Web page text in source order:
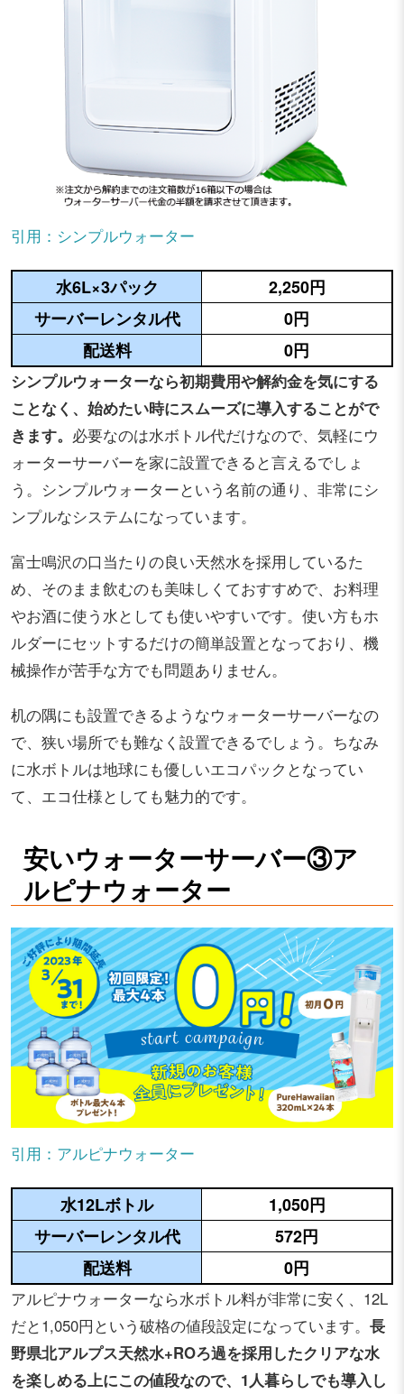
引用：シンプルウォーター
水6L×3パック
2,250円
サーバーレンタル代
0円
配送料
0円
シンプルウォーターなら初期費用や解約金を気にする
ことなく、始めたい時にスムーズに導入することがで
きます。 必要なのは水ボトル代だけなので、気軽にウ
ォーターサーバーを家に設置できると言えるでしょ
う。シンプルウォーターという名前の通り、非常にシ
ンプルなシステムになっています。
富士鳴沢の口当たりの良い天然水を採用しているた
め、そのまま飲むのも美味しくておすすめで、お料理
やお酒に使う水としても使いやすいです。使い方もホ
ルダーにセットするだけの簡単設置となっており、機
械操作が苦手な方でも問題ありません。
机の隅にも設置できるようなウォーターサーバーなの
で、狭い場所でも難なく設置できるでしょう。ちなみ
に水ボトルは地球にも優しいエコパックとなってい
て、エコ仕様としても魅力的です。
安いウォーターサーバー③ア
ルピナウォーター
引用：アルピナウォーター
水12Lボトル
1,050円
サーバーレンタル代
572円
配送料
0円
アルピナウォーターなら水ボトル料が非常に安く、12L
だと1,050円という破格の値段設定になっています。 長
野県北アルプス天然水+ROろ過を採用したクリアな水
を楽しめる上にこの値段なので、1人暮らしでも導入し